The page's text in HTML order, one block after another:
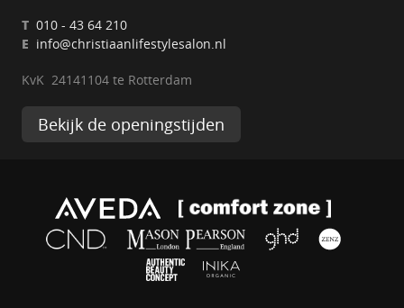
T 010 - 43 64 210
E info@christiaanlifestylesalon.nl
KvK 24141104 te Rotterdam
Bekijk de openingstijden